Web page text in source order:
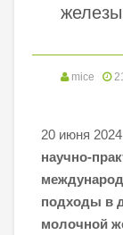
mice
20 июня
научно-
подходы в
молочной